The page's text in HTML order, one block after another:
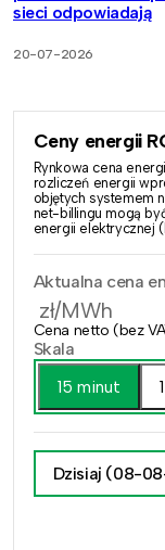
sieci odpowiadają
20-07-2026
Ceny energii
Rynkowa cena
rozliczeń energii
objętych systemem
net-billingu mogą
energii elektrycznej
Aktualna cena
zł/MWh
Cena netto (bez
Skala
15 minut
Dzisiaj (08-